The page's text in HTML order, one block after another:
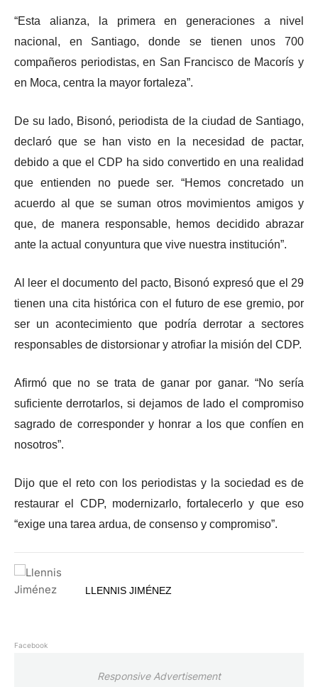
“Esta alianza, la primera en generaciones a nivel
nacional, en Santiago, donde se tienen unos 700
compañeros periodistas, en San Francisco de Macorís y
en Moca, centra la mayor fortaleza”.
De su lado, Bisonó, periodista de la ciudad de Santiago,
declaró que se han visto en la necesidad de pactar,
debido a que el CDP ha sido convertido en una realidad
que entienden no puede ser. “Hemos concretado un
acuerdo al que se suman otros movimientos amigos y
que, de manera responsable, hemos decidido abrazar
ante la actual conyuntura que vive nuestra institución”.
Al leer el documento del pacto, Bisonó expresó que el 29
tienen una cita histórica con el futuro de ese gremio, por
ser un acontecimiento que podría derrotar a sectores
responsables de distorsionar y atrofiar la misión del CDP.
Afirmó que no se trata de ganar por ganar. “No sería
suficiente derrotarlos, si dejamos de lado el compromiso
sagrado de corresponder y honrar a los que confíen en
nosotros”.
Dijo que el reto con los periodistas y la sociedad es de
restaurar el CDP, modernizarlo, fortalecerlo y que eso
“exige una tarea ardua, de consenso y compromiso”.
LLENNIS JIMÉNEZ
Facebook
Responsive Advertisement